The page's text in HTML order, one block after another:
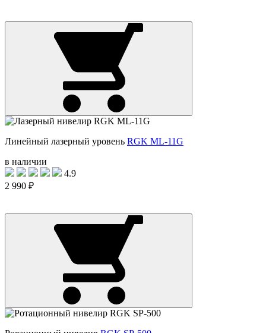
Линейный лазерный уровень RGK ML-11G
в наличии
4.9
2 990 ₽